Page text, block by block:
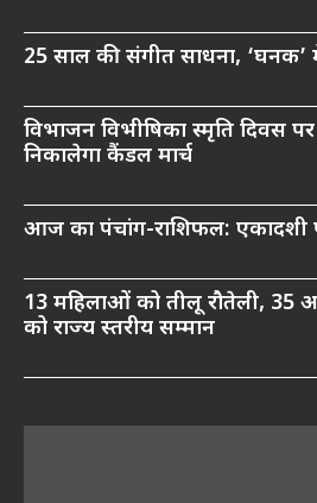
25 साल की संगीत साधना,
विभाजन विभीषिका स्मृति दिवस
निकालेगा कैंडल मार्च
आज का पंचांग-राशिफल: एकादशी
13 महिलाओं को तीलू रौतेली, 35
को राज्य स्तरीय सम्मान